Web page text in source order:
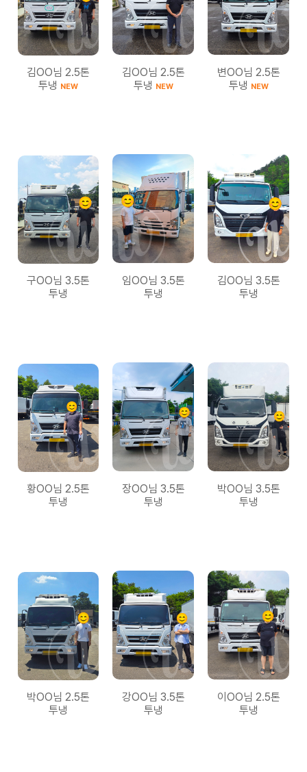
김OO님 2.5톤
투냉
NEW
김OO님 2.5톤
투냉
NEW
변OO님 2.5톤
투냉
NEW
구OO님 3.5톤
투냉
임OO님 3.5톤
투냉
김OO님 3.5톤
투냉
황OO님 2.5톤
투냉
장OO님 3.5톤
투냉
박OO님 3.5톤
투냉
박OO님 2.5톤
투냉
강OO님 3.5톤
투냉
이OO님 2.5톤
투냉